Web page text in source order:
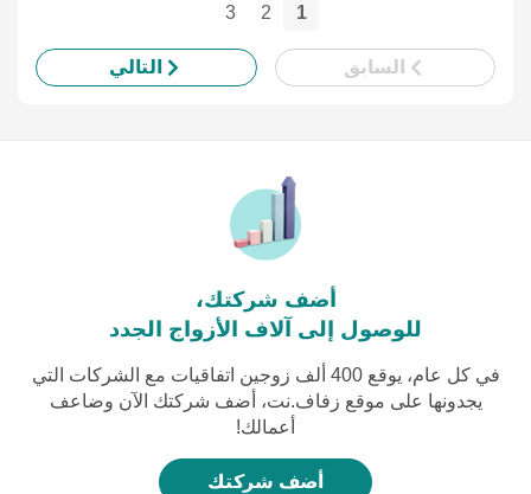
1
2
3
السابق التالي
أضف شركتك،
للوصول إلى آلاف الأزواج الجدد
في كل عام، يوقع 400 ألف زوجين اتفاقيات مع الشركات التي
يجدونها على موقع زفاف.نت، أضف شركتك الآن وضاعف
أعمالك!
أضف شركتك